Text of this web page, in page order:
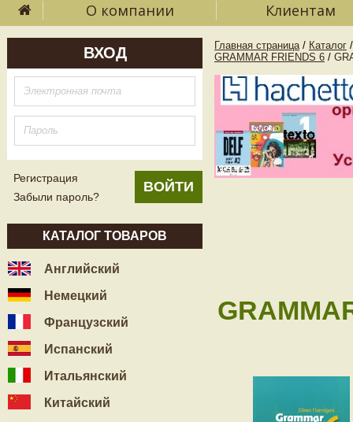
О компании Клиентам
ВХОД
Регистрация
Забыли пароль?
КАТАЛОГ ТОВАРОВ
Английский
Немецкий
Французский
Испанский
Итальянский
Китайский
Главная страница / Каталог /
GRAMMAR FRIENDS 6 /